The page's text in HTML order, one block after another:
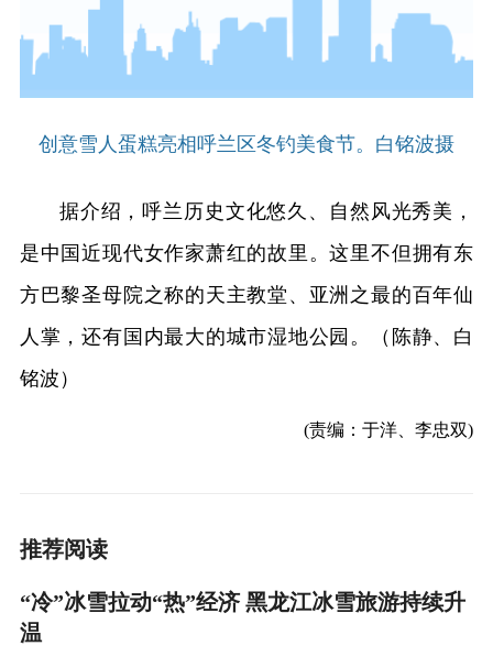
创意雪人蛋糕亮相呼兰区冬钓美食节。白铭波摄
据介绍，呼兰历史文化悠久、自然风光秀美，
是中国近现代女作家萧红的故里。这里不但拥有东
方巴黎圣母院之称的天主教堂、亚洲之最的百年仙
人掌，还有国内最大的城市湿地公园。（陈静、白
铭波）
(责编：于洋、李忠双)
推荐阅读
“冷”冰雪拉动“热”经济 黑龙江冰雪旅游持续升
温